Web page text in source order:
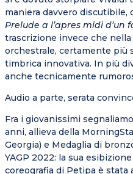
maniera davvero
Prelude a l’apres midi d’un
trascrizione invece che
orchestrale, certamente più
timbrica innovativa. In più
anche tecnicamente
Audio a parte, serata
Fra i giovanissimi
anni, allieva della
Georgia) e Medaglia di
YAGP 2022: la sua
coreografia di Petipa è stata